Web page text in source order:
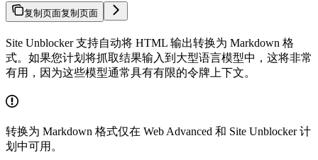
复制页面复制页面
Site Unblocker 支持自动将 HTML 输出转换为 Markdown 格
式。如果您计划将抓取结果输入到大型语言模型中，这将非常
有用，因为这些模型通常具有有限的令牌上下文。
转换为 Markdown 格式仅在 Web Advanced 和 Site Unblocker 计
划中可用。